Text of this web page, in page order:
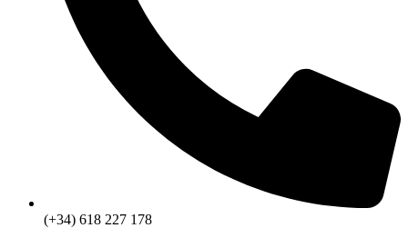
(+34) 618 227 178